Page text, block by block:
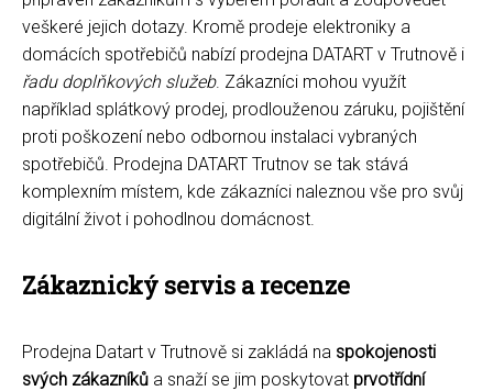
veškeré jejich dotazy. Kromě prodeje elektroniky a
domácích spotřebičů nabízí prodejna DATART v Trutnově i
řadu doplňkových služeb. Zákazníci mohou využít
například splátkový prodej, prodlouženou záruku, pojištění
proti poškození nebo odbornou instalaci vybraných
spotřebičů. Prodejna DATART Trutnov se tak stává
komplexním místem, kde zákazníci naleznou vše pro svůj
digitální život i pohodlnou domácnost.
Zákaznický servis a recenze
Prodejna Datart v Trutnově si zakládá na spokojenosti
svých zákazníků a snaží se jim poskytovat prvotřídní